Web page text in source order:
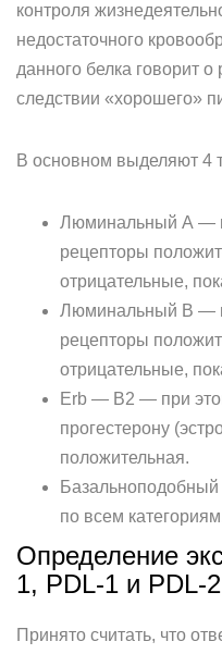
контроля
недостаточного
данного белка говорит
следствии «хорошего»
В основном выделяют 4
Люминальный А —
рецепторы
отрицательные,
Люминальный В —
рецепторы
отрицательные,
Erb — B2 — при
прогестерону
положительная.
по всем
Определение
1, PDL-1 и PDL-2
Принято считать, что